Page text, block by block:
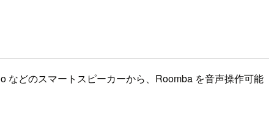
などのスマートスピーカーから、Roomba を音声操作可能